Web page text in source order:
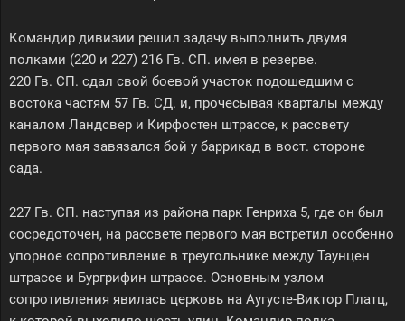
Командир дивизии решил задачу выполнить двумя
полками (220 и 227) 216 Гв. СП. имея в резерве.
220 Гв. СП. сдал свой боевой участок подошедшим с
востока частям 57 Гв. СД. и, прочесывая кварталы между
каналом Ландсвер и Кирфостен штрассе, к рассвету
первого мая завязался бой у баррикад в вост. стороне
сада.
227 Гв. СП. наступая из района парк Генриха 5, где он был
сосредоточен, на рассвете первого мая встретил особенно
упорное сопротивление в треугольнике между Таунцен
штрассе и Бургрифин штрассе. Основным узлом
сопротивления явилась церковь на Аугусте-Виктор Платц,